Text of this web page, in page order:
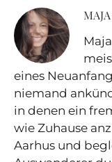
eines
niemand
in denen ein
wie Zuhause
Aarhus und